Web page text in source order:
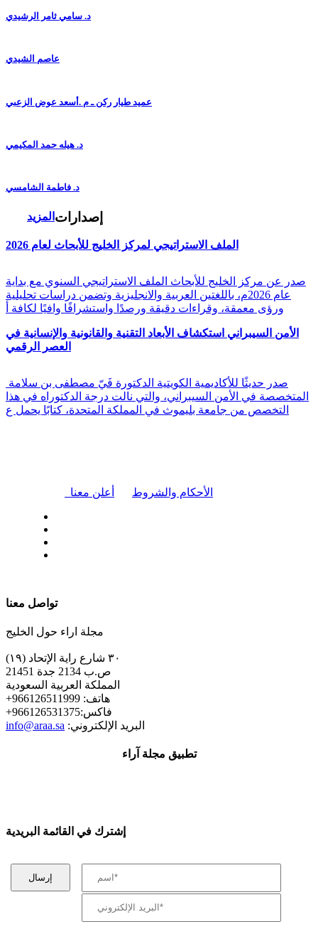
د. سامي ثامر الرشيدي
عاصم الشيدي
عميد طيار ركن ـ م .أسعد عوض الزعبي
د. هيله حمد المكيمي
د. فاطمة الشامسي
المزيد إصدارات
الملف الاستراتيجي لمركز الخليج للأبحاث لعام 2026
صدر عن مركز الخليج للأبحاث الملف الاستراتيجي السنوي مع بداية
عام 2026م، باللغتين العربية والانجليزية وتضمن دراسات تحليلية
ورؤى معمقة، وقراءات دقيقة ورصدًا واستشرافًا وافيًا لكافة أ
الأمن السيبراني استكشاف الأبعاد التقنية والقانونية والإنسانية في
العصر الرقمي
المتخصصة في الأمن السيبراني، والتي نالت درجة الدكتوراه في هذا
التخصص من جامعة بليموث في المملكة المتحدة، كتابًا يحمل ع
أعلن معنا الأحكام والشروط
تواصل معنا
مجلة اراء حول الخليج
٣٠ شارع راية الإتحاد (١٩)
ص.ب 2134 جدة 21451
المملكة العربية السعودية
+هاتف: 966126511999
+فاكس:966126531375
info@araa.sa :البريد الإلكتروني
تطبيق مجلة آراء
إشترك في القائمة البريدية